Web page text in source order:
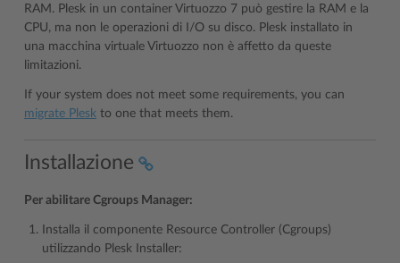
RAM. Plesk in un container Virtuozzo 7 può gestire la RAM e la
CPU, ma non le operazioni di I/O su disco. Plesk installato in
una macchina virtuale Virtuozzo non è affetto da queste
limitazioni.
If your system does not meet some requirements, you can
migrate Plesk to one that meets them.
Installazione
Per abilitare Cgroups Manager:
Installa il componente Resource Controller (Cgroups)
utilizzando Plesk Installer: